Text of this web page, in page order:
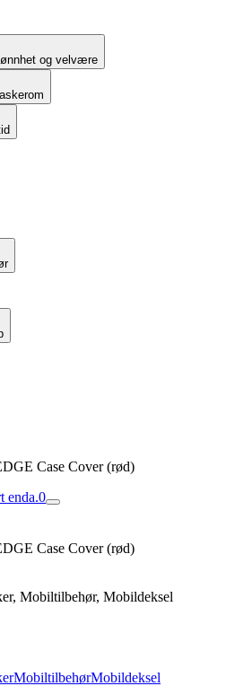
og velvære
Case Cover (rød)
enda.0
Case Cover (rød)
Mobiltilbehør, Mobildeksel
MobiltilbehørMobildeksel